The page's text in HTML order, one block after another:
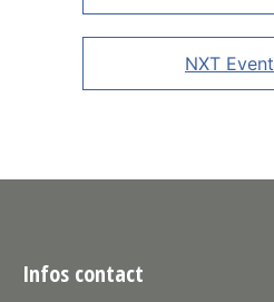
NXT Event
Infos contact